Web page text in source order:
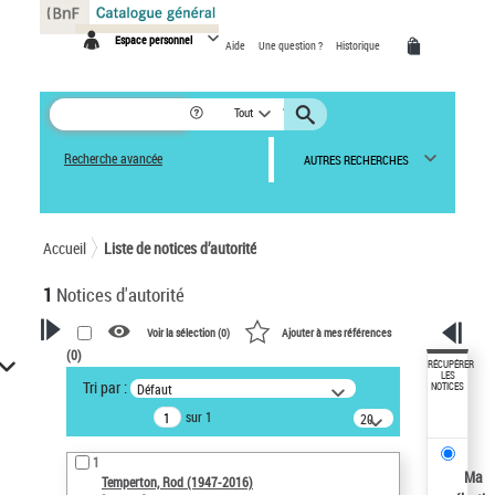
Espace personnel Aide Une question ? Historique
Tout
Recherche avancée AUTRES RECHERCHES
Accueil Liste de notices d’autorité
1 Notices d'autorité
VOTRE RECHERCHE
Recherche avancée dans les
notices d’autorité
Œuvres liées à l'auteur :
Temperton, Rod (1947-2016)
Voir la sélection (0) Ajouter à mes références
(0)
Tri par : Défaut
sur 1
20
résultats/page
1
Temperton, Rod (1947-2016)
RÉCUPÉRER
LES
NOTICES
Ma
Panneau de gestion des cookies